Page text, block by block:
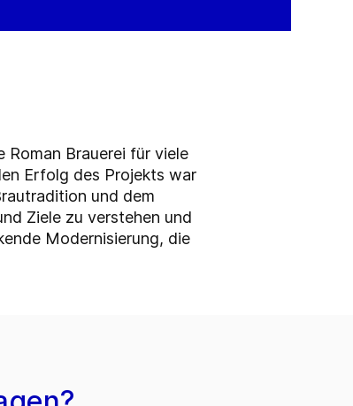
Brauerei für viele
Erfolg des Projekts war
und dem
Ziele zu verstehen und
Modernisierung, die